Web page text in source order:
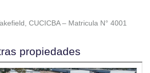
CUCICBA – Matricula N° 4001
propiedades